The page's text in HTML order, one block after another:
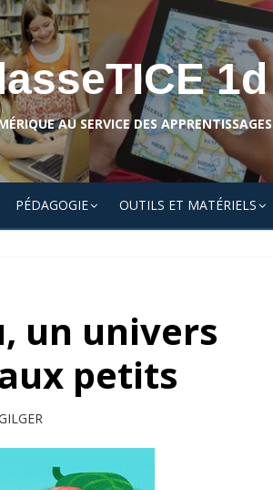
1d
AU SERVICE DES APPRENTISSAGES
PÉDAGOGIE OUTILS ET MATÉRIELS
un univers
petits